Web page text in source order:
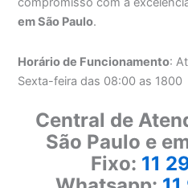
em São Paulo.
Horário de Funcionamento:
Sexta-feira das 08:00 as 1800
Central de
São Paulo e
Fixo: 11